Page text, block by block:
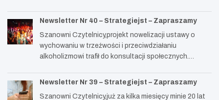
Newsletter Nr 40 – Strategiejst – Zapraszamy
Szanowni Czytelnicy,projekt nowelizacji ustawy o
wychowaniu w trzeźwości i przeciwdziałaniu
alkoholizmowi trafił do konsultacji społecznych.…
Newsletter Nr 39 – Strategiejst – Zapraszamy
Szanowni Czytelnicy,już za kilka miesięcy minie 20 lat